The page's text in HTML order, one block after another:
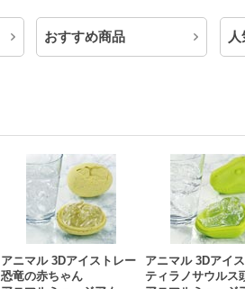
おすすめ商品
アニマル 3Dアイストレー
恐竜の赤ちゃん
アニマル 3Dアイ
ティラノサウルス